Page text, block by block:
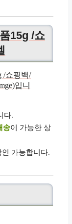
15g /쇼
다.
송이 가능한 상
가능합니다.